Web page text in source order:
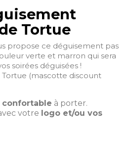
Tortue
propose ce déguisement pas
verte et marron qui sera
soirées déguisées !
(mascotte discount
confortable à porter.
votre logo et/ou vos